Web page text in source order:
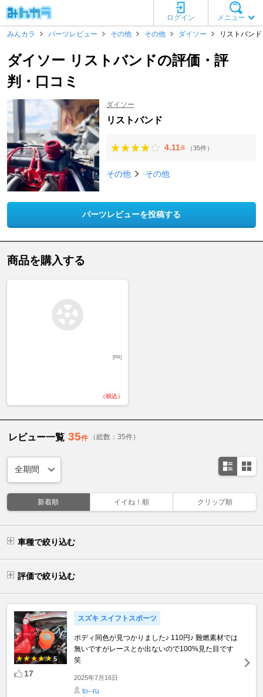
メニュー
ログイン
みんカラ
パーツレビュー その他 その他 ダイソー リストバンド
ダイソー リストバンドの評価・評
判・口コミ
ダイソー
リストバンド
4.11点 （35件）
その他 その他
パーツレビューを投稿する
商品を購入する
[PR]
（税込）
レビュー一覧 35件 （総数：35件）
新着順 イイね！順 クリップ順
車種で絞り込む
評価で絞り込む
5
17
スズキ スイフトスポーツ
ボディ同色が見つかりました♪ 110円♪ 難燃素材では
無いですがレースとか出ないので100%見た目です
笑
2025年7月16日
to--ru